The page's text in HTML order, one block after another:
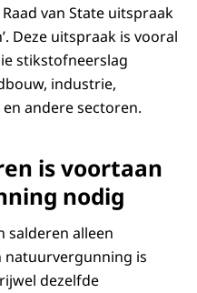
van State uitspraak
Deze uitspraak is vooral
stikstofneerslag
industrie,
andere sectoren.
is voortaan
nodig
salderen alleen
natuurvergunning is
dezelfde